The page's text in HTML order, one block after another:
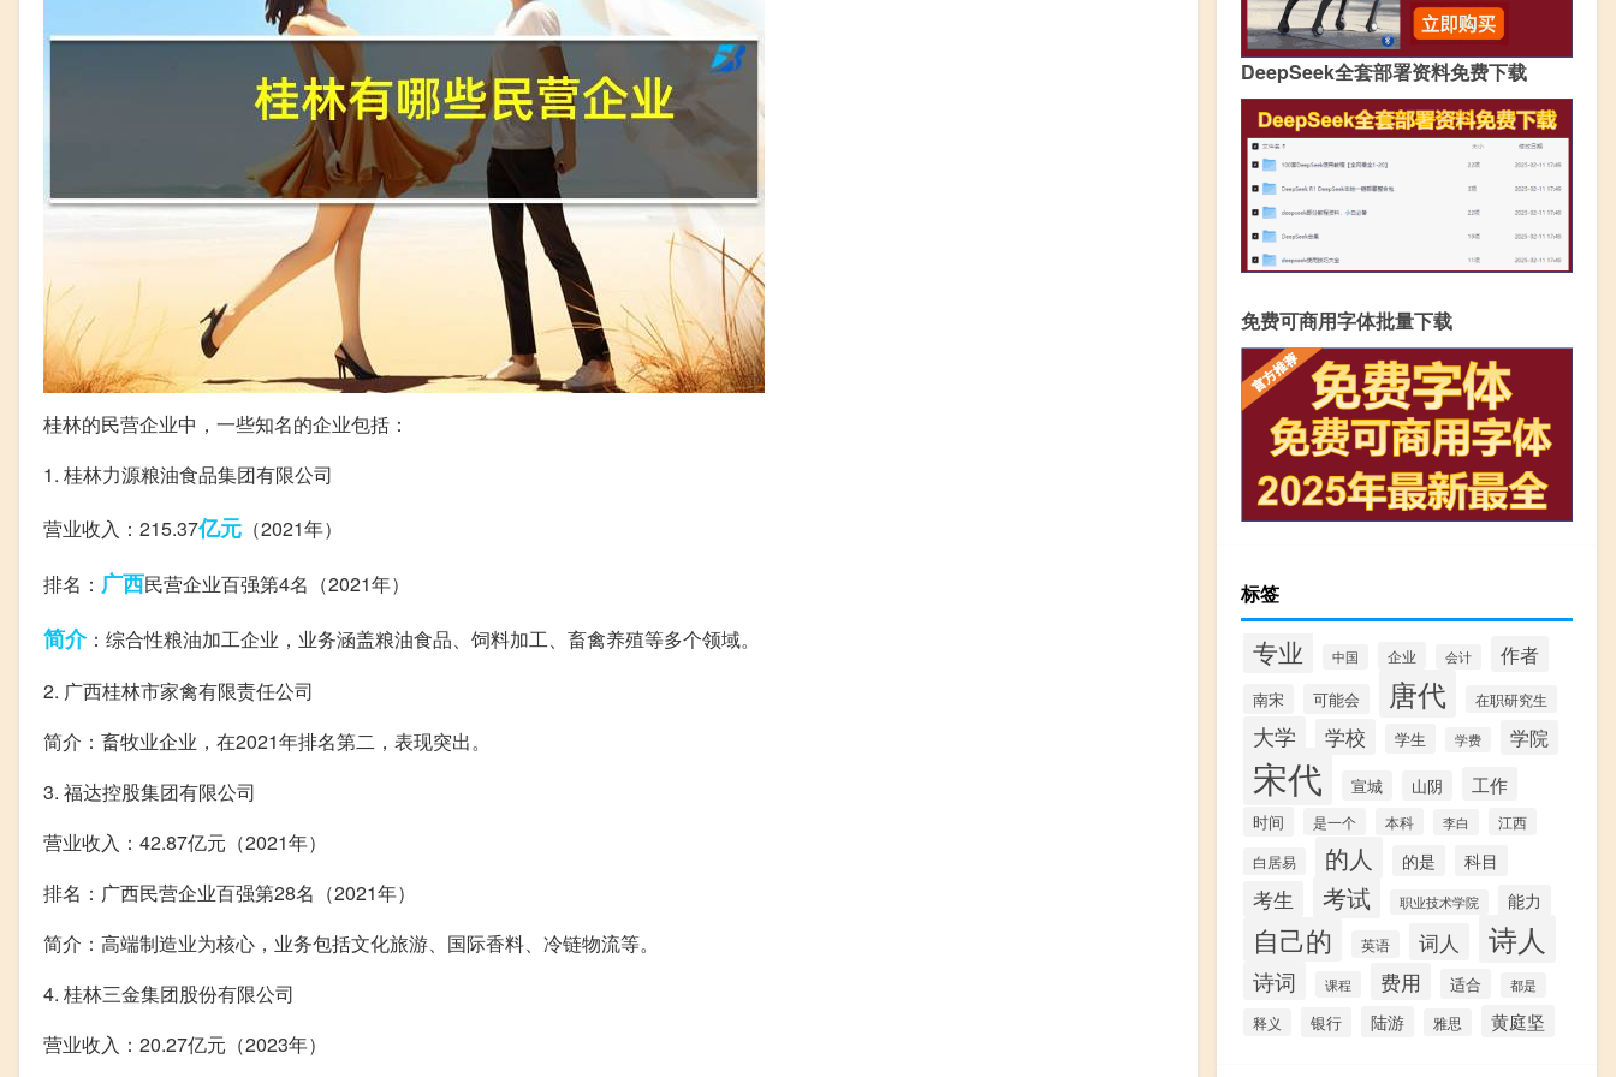
桂林的民营企业中，一些知名的企业包括：
1. 桂林力源粮油食品集团有限公司
营业收入：215.37亿元 （2021年）
排名： 广西民营企业百强第4名（2021年）
简介：综合性粮油加工企业，业务涵盖粮油食品、饲料加工、畜禽养殖等多个领域。
2. 广西桂林市家禽有限责任公司
简介：畜牧业企业，在2021年排名第二，表现突出。
3. 福达控股集团有限公司
营业收入：42.87亿元（2021年）
排名：广西民营企业百强第28名（2021年）
简介：高端制造业为核心，业务包括文化旅游、国际香料、冷链物流等。
4. 桂林三金集团股份有限公司
营业收入：20.27亿元（2023年）
DeepSeek全套部署资料免费下载
免费可商用字体批量下载
标签
专业 中国 企业 会计 作者
南宋 可能会 唐代 在职研究生
大学 学校 学生 学费 学院
宋代 宣城 山阴 工作
时间 是一个 本科 李白
江西
白居易
的人 的是 科目
考生 考试 职业技术学院 能力
自己的 英语 词人 诗人
诗词 课程 费用 适合 都是
释义 银行 陆游 雅思 黄庭坚